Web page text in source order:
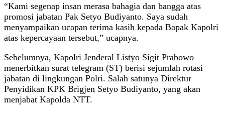
“Kami segenap insan merasa bahagia dan bangga atas
promosi jabatan Pak Setyo Budiyanto. Saya sudah
menyampaikan ucapan terima kasih kepada Bapak Kapolri
atas kepercayaan tersebut,” ucapnya.
Sebelumnya, Kapolri Jenderal Listyo Sigit Prabowo
menerbitkan surat telegram (ST) berisi sejumlah rotasi
jabatan di lingkungan Polri. Salah satunya Direktur
Penyidikan KPK Brigjen Setyo Budiyanto, yang akan
menjabat Kapolda NTT.